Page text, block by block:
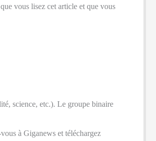
vous lisez cet article et que vous
science, etc.). Le groupe binaire
à Giganews et téléchargez